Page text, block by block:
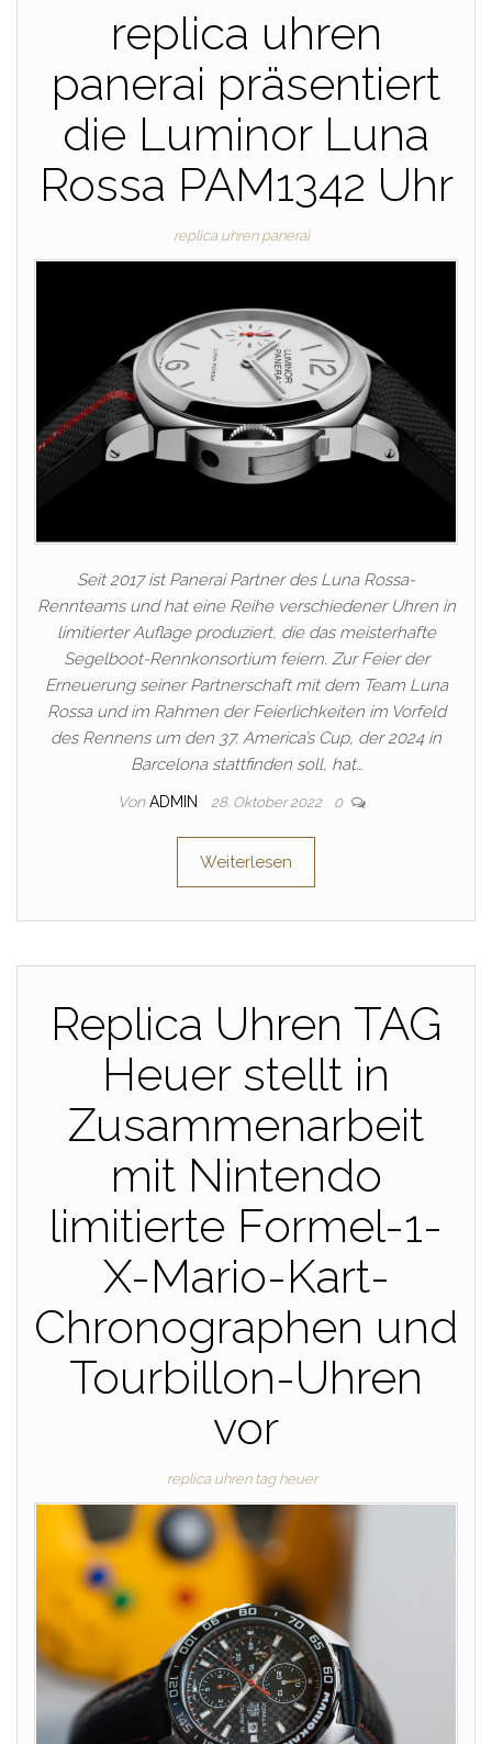
replica uhren
panerai präsentiert
die Luminor Luna
Rossa PAM1342 Uhr
replica uhren panerai
Seit 2017 ist Panerai Partner des Luna Rossa-
Rennteams und hat eine Reihe verschiedener Uhren in
limitierter Auflage produziert, die das meisterhafte
Segelboot-Rennkonsortium feiern. Zur Feier der
Erneuerung seiner Partnerschaft mit dem Team Luna
Rossa und im Rahmen der Feierlichkeiten im Vorfeld
des Rennens um den 37. America’s Cup, der 2024 in
Barcelona stattfinden soll, hat…
Von ADMIN 28. Oktober 2022 0
Weiterlesen
Replica Uhren TAG
Heuer stellt in
Zusammenarbeit
mit Nintendo
limitierte Formel-1-
X-Mario-Kart-
Chronographen und
Tourbillon-Uhren
vor
replica uhren tag heuer